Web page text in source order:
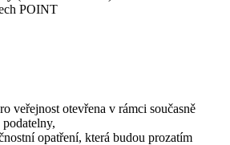
POINT
veřejnost otevřena v rámci současně
opatření, která budou prozatím